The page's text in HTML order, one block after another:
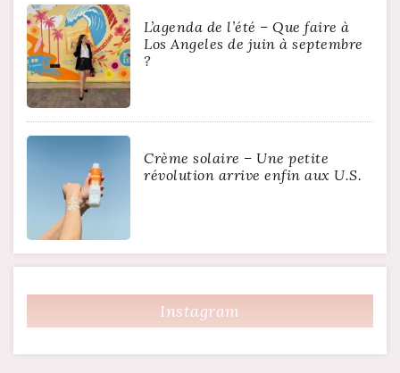
L’agenda de l’été – Que faire à
Los Angeles de juin à septembre
?
Crème solaire – Une petite
révolution arrive enfin aux U.S.
Instagram